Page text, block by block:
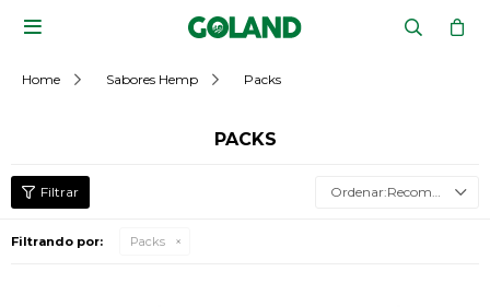

Home Sabores Hemp Packs
PACKS
Recomendados
Filtrando por: Packs